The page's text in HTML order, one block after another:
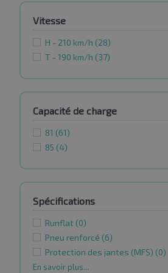
Vitesse
H - 210 km/h (28)
T - 190 km/h (37)
Capacité de charge
81 (61)
85 (4)
Spécifications
Runflat (0)
Pneu renforcé (6)
Protection des jantes (MFS) (0)
En savoir plus...